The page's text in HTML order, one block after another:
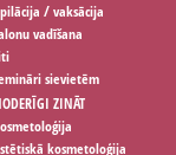
/ vaksācija
vadīšana
sievietēm
ZINĀT
kosmetoloģija